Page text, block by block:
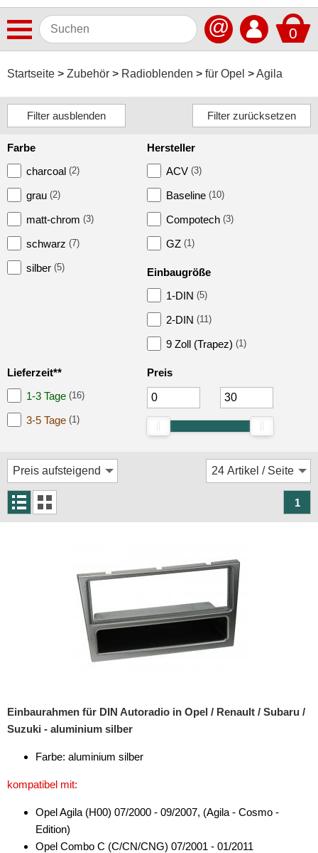
0
@
Startseite Zubehör Radioblenden für Opel Agila
Autoradios
Dashcams
Elektromobilität
Freisprechanlagen
Multimedia
Navigationssoftware
Subwoofer
Aktivsystemadapter
Antennenadapter
Antennenkabel
Antennenstab
Antennenstecker
Antennenverstärker
Antennenzubehör
DAB+
Entriegelung
Farbe
charcoal (2)
grau (2)
matt-chrom (3)
schwarz (7)
silber (5)
Hersteller
ACV (3)
Baseline (10)
Compotech (3)
GZ (1)
Einbaugröße
1-DIN (5)
2-DIN (11)
9 Zoll (Trapez) (1)
Lieferzeit**
1-3 Tage (16)
3-5 Tage (1)
Preis
1
Einbaurahmen für DIN Autoradio in Opel / Renault / Subaru /
Suzuki - aluminium silber
Farbe: aluminium silber
kompatibel mit:
Opel Agila (H00) 07/2000 - 09/2007, (Agila - Cosmo -
Edition)
Opel Combo C (C/CN/CNG) 07/2001 - 01/2011